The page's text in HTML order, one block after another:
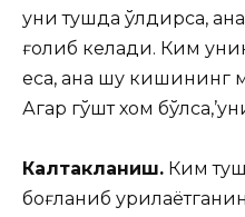
уни тушда ўлдирса,
ғолиб келади. Ким
еса, ана шу кишининг
Агар гўшт хом
Калтакланиш. Ким
боғланиб